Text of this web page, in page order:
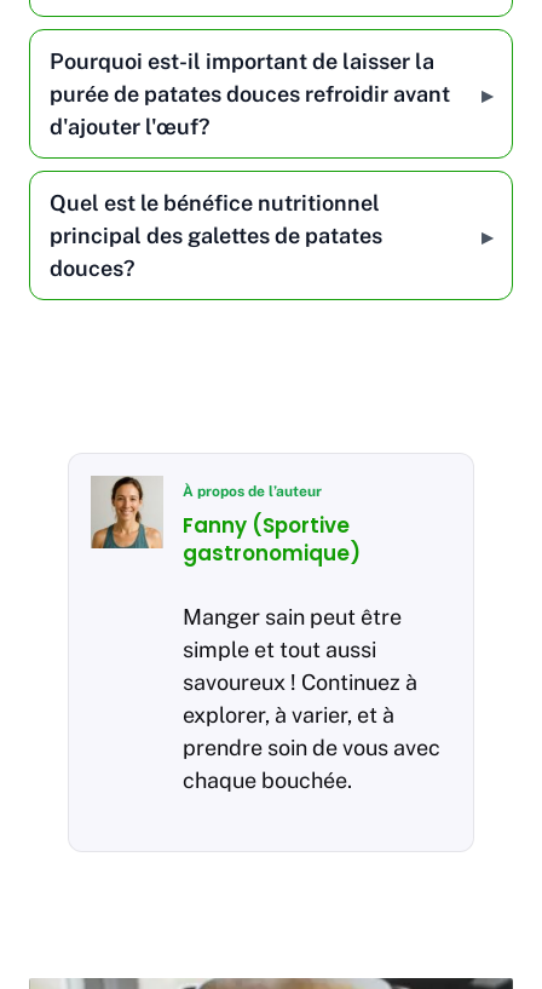
Pourquoi est-il important de laisser la
purée de patates douces refroidir avant
d'ajouter l'œuf?
Quel est le bénéfice nutritionnel
principal des galettes de patates
douces?
À propos de l’auteur
Fanny (Sportive
gastronomique)
Manger sain peut être
simple et tout aussi
savoureux ! Continuez à
explorer, à varier, et à
prendre soin de vous avec
chaque bouchée.